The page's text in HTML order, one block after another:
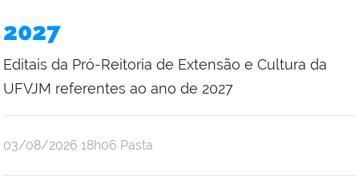
2027
Editais da Pró-Reitoria de Extensão e Cultura da
UFVJM referentes ao ano de 2027
publicado
03/08/2026 18h06 Pasta